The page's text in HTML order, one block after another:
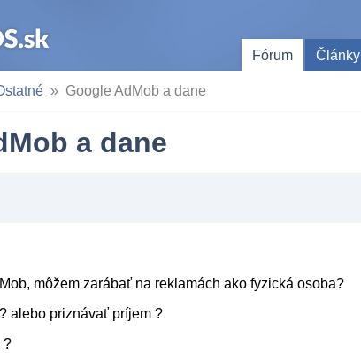
Fórum
Články
Google AdMob a dane
a dane
môžem zarábať na reklamách ako fyzická osoba?
alebo priznávať príjem ?
?